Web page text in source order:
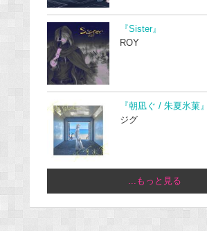
『Sister』
ROY
『朝凪ぐ / 朱夏氷菓』
ジグ
...もっと見る